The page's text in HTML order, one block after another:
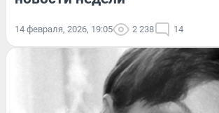
14 февраля, 2026, 19:05 2 238 14